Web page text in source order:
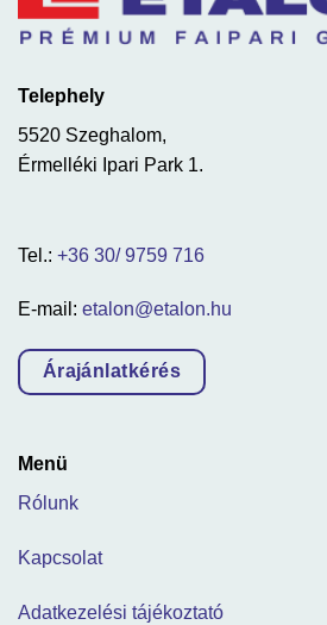
Telephely
5520 Szeghalom,
Érmelléki Ipari Park 1.
Tel.: +36 30/ 9759 716
E-mail: etalon@etalon.hu
Árajánlatkérés
Menü
Rólunk
Kapcsolat
Adatkezelési tájékoztató